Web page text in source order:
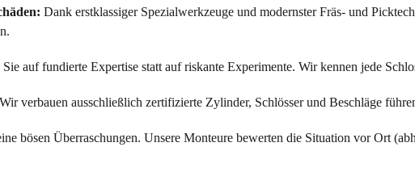
Dank erstklassiger Spezialwerkzeuge und modernster Fräs- und
Sie auf fundierte Expertise statt auf riskante Experimente. Wir kennen jede
Wir verbauen ausschließlich zertifizierte Zylinder, Schlösser und Beschläge
bösen Überraschungen. Unsere Monteure bewerten die Situation vor Ort